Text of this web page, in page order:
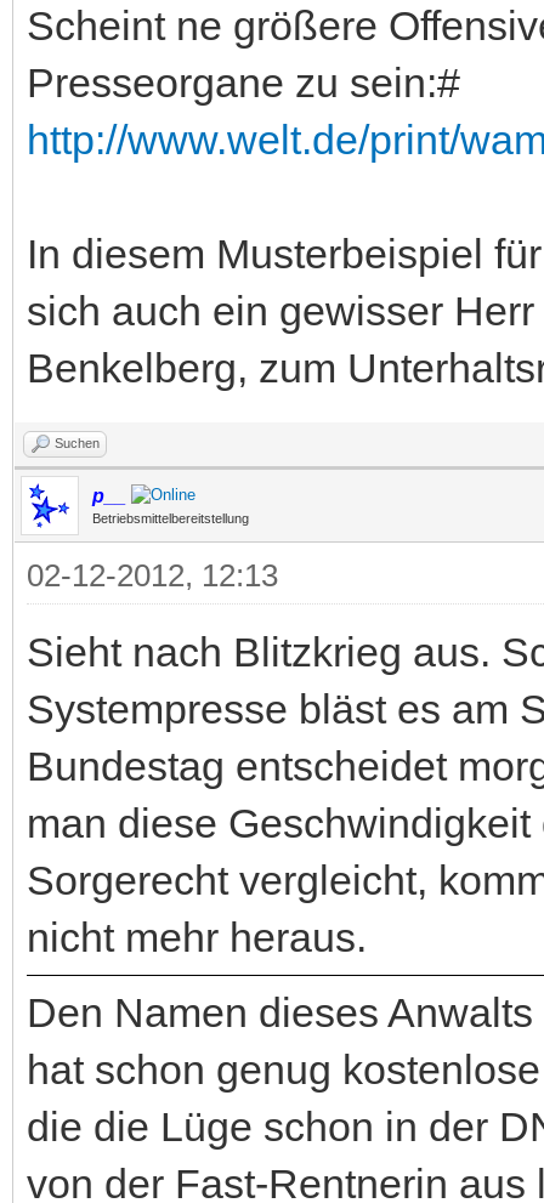
Scheint ne größere
Presseorgane zu sein:#
http://www.welt.de/print/
In diesem Musterbeispiel
sich auch ein gewisser
Benkelberg, zum
Suchen
p__
Betriebsmittelbereitstellung
02-12-2012, 12:13
Sieht nach Blitzkrieg aus.
Systempresse bläst es am
Bundestag entscheidet
man diese
Sorgerecht vergleicht,
nicht mehr heraus.
Den Namen dieses
hat schon genug
die die Lüge schon in der
von der Fast-Rentnerin